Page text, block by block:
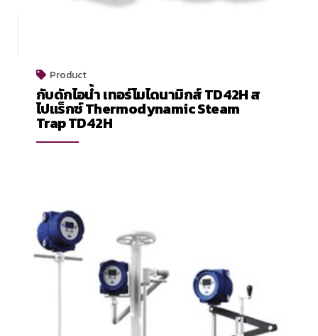
Product
กับดักไอน้ำ เทอร์โมไดนามิกส์ TD42H ส
ไปแร็กซ์ Thermodynamic Steam
Trap TD42H